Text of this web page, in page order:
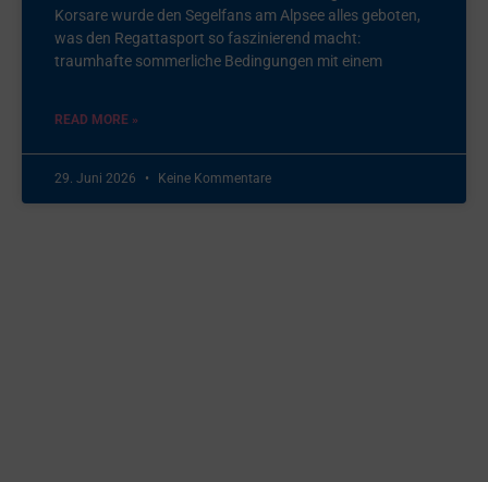
Korsare wurde den Segelfans am Alpsee alles geboten,
was den Regattasport so faszinierend macht:
traumhafte sommerliche Bedingungen mit einem
READ MORE »
29. Juni 2026 Keine Kommentare